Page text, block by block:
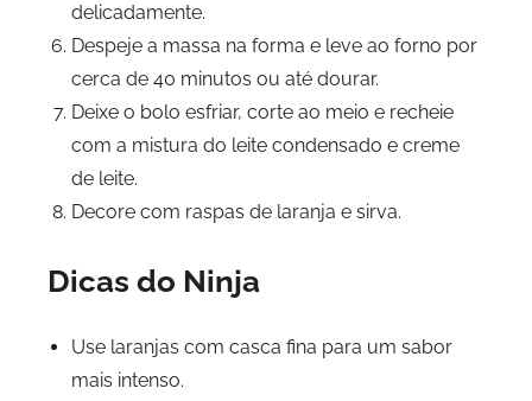
delicadamente.
Despeje a massa na forma e leve ao forno por
cerca de 40 minutos ou até dourar.
Deixe o bolo esfriar, corte ao meio e recheie
com a mistura do leite condensado e creme
de leite.
Decore com raspas de laranja e sirva.
Dicas do Ninja
Use laranjas com casca fina para um sabor
mais intenso.